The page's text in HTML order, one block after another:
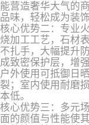
能营造奢华大气的
品味，轻松成为装
核心优势二：专业
烧加工工艺，石材
不扎手，大幅提升
成致密保护层，增
户外使用可抵御日
裂；室内使用耐磨
本低。
核心优势三：多元
面的颜值与性能使